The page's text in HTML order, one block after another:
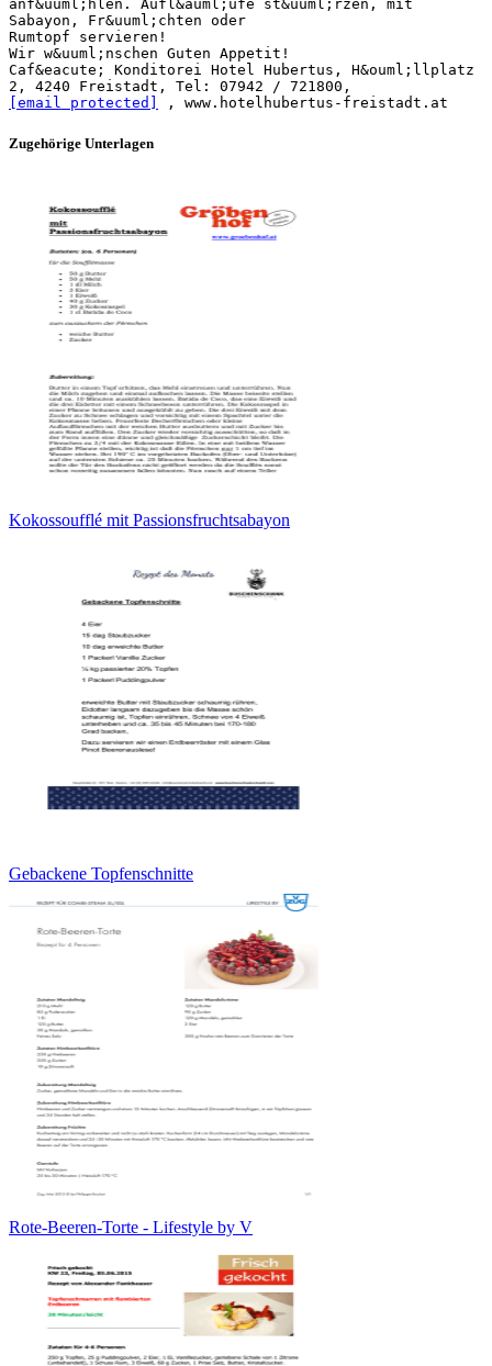
anf&uuml;hlen. Aufl&auml;ufe st&uuml;rzen, mit
Sabayon, Fr&uuml;chten oder
Rumtopf servieren!
Wir w&uuml;nschen Guten Appetit!
Caf&eacute; Konditorei Hotel Hubertus, H&ouml;llplatz
2, 4240 Freistadt, Tel: 07942 / 721800,
[email protected]
Zugehörige Unterlagen
Kokossoufflé mit Passionsfruchtsabayon
Gebackene Topfenschnitte
Rote-Beeren-Torte - Lifestyle by V